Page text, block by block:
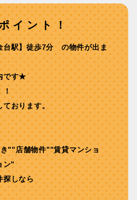
イント！
台駅】徒歩7分 の物件が出ま
です★
！
おります。
""店舗物件""賃貸マンショ
ン"
探しなら